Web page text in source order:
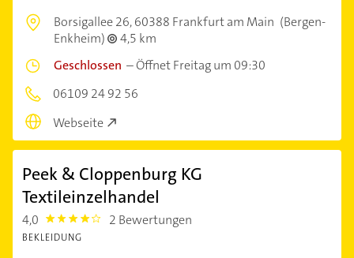
Borsigallee 26,60388 Frankfurt am Main (Bergen-
Enkheim)
4,5 km
Geschlossen –Öffnet Freitag um 09:30
06109 24 92 56
Webseite
Peek & Cloppenburg KG
Textileinzelhandel
4,0 4.0 2 Bewertungen
BEKLEIDUNG